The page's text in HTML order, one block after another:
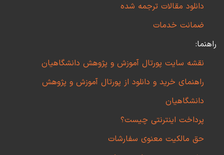
دانلود مقالات ترجمه شده
ضمانت خدمات
راهنما:
نقشه سایت پورتال آموزش و پژوهش دانشگاهیان
راهنمای خرید و دانلود از پورتال آموزش و پژوهش
دانشگاهیان
پرداخت اینترنتی چیست؟
حق مالکیت معنوی سفارشات